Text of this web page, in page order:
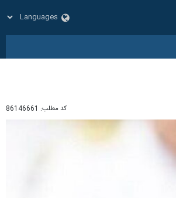
کد مطلب: 86146661